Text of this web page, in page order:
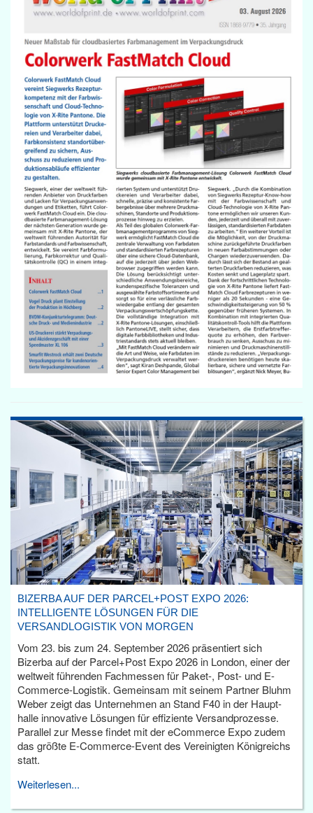
BIZERBA AUF DER PARCEL+POST EXPO 2026:
INTELLIGENTE LÖSUNGEN FÜR DIE
VERSANDLOGISTIK VON MORGEN
Vom 23. bis zum 24. September 2026 präsentiert sich
Bizerba auf der Parcel+Post Expo 2026 in London, einer der
weltweit führenden Fachmessen für Paket-, Post- und E-
Commerce-Logistik. Gemeinsam mit seinem Partner Bluhm
Weber zeigt das Unternehmen an Stand F40 in der Haupt­
halle innovative Lösungen für effiziente Versandprozesse.
Parallel zur Messe findet mit der eCommerce Expo zudem
das größte E-Commerce-Event des Vereinigten Königreichs
statt.
Weiterlesen...